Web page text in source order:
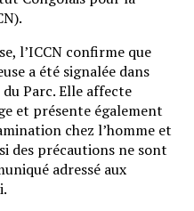
l’ICCN confirme que
a été signalée dans
Parc. Elle affecte
et présente également
chez l’homme et
des précautions ne sont
adressé aux